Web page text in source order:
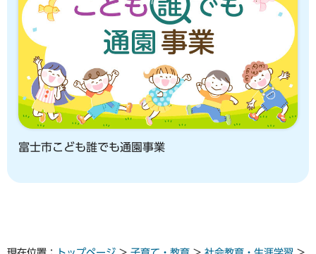
富士市こども誰でも通園事業